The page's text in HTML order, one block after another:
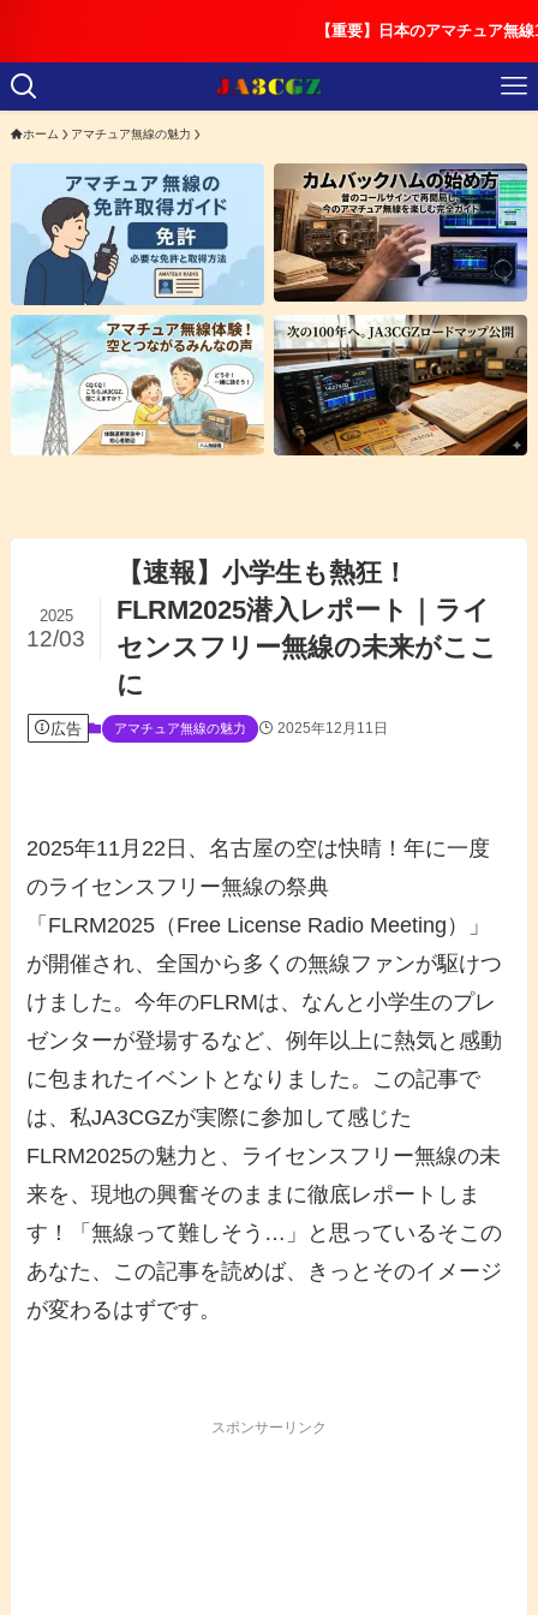
【重要】日本のアマチュア無線100周年に向け
ホーム アマチュア無線の魅力
【速報】小学生も熱狂！
FLRM2025潜入レポート｜ライ
センスフリー無線の未来がここ
に
2025
12/03
広告 アマチュア無線の魅力 2025年12月11日
2025年11月22日、名古屋の空は快晴！年に一度
のライセンスフリー無線の祭典
「FLRM2025（Free License Radio Meeting）」
が開催され、全国から多くの無線ファンが駆けつ
けました。今年のFLRMは、なんと小学生のプレ
ゼンターが登場するなど、例年以上に熱気と感動
に包まれたイベントとなりました。この記事で
は、私JA3CGZが実際に参加して感じた
FLRM2025の魅力と、ライセンスフリー無線の未
来を、現地の興奮そのままに徹底レポートしま
す！「無線って難しそう…」と思っているそこの
あなた、この記事を読めば、きっとそのイメージ
が変わるはずです。
スポンサーリンク